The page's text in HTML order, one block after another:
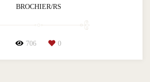
BROCHIER/RS
706 0